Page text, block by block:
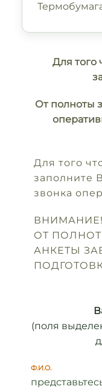
Для того
От полноты
Для того
заполните
звонка
ВНИМАНИЕ!
ОТ
АНКЕТЫ
(поля
Ф.И.О.